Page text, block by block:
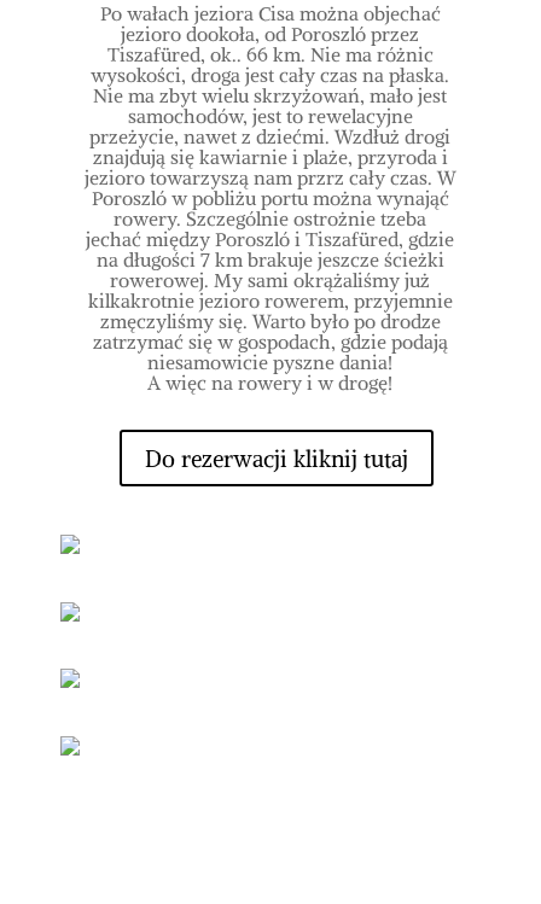
Po wałach jeziora Cisa można objechać
jezioro dookoła, od Poroszló przez
Tiszafüred, ok.. 66 km. Nie ma różnic
wysokości, droga jest cały czas na płaska.
Nie ma zbyt wielu skrzyżowań, mało jest
samochodów, jest to rewelacyjne
przeżycie, nawet z dziećmi. Wzdłuż drogi
znajdują się kawiarnie i plaże, przyroda i
jezioro towarzyszą nam przrz cały czas. W
Poroszló w pobliżu portu można wynająć
rowery. Szczególnie ostrożnie tzeba
jechać między Poroszló i Tiszafüred, gdzie
na długości 7 km brakuje jeszcze ścieżki
rowerowej. My sami okrążaliśmy już
kilkakrotnie jezioro rowerem, przyjemnie
zmęczyliśmy się. Warto było po drodze
zatrzymać się w gospodach, gdzie podają
niesamowicie pyszne dania!
A więc na rowery i w drogę!
Do rezerwacji kliknij tutaj